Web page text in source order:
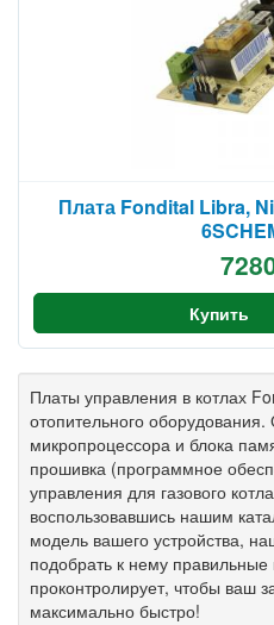
Плата Fondital Libra,
Купить
Платы управления в котлах
отопительного оборудования.
микропроцессора и блока
прошивка (программное
управления для газового котла
воспользовавшись нашим
модель вашего устройства,
подобрать к нему правильные
проконтролирует, чтобы ваш
максимально быстро!